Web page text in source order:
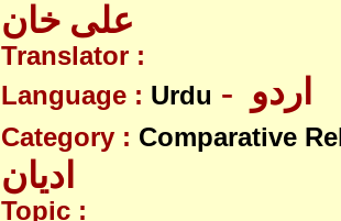
علی خان
Translator :
Language : Urdu
Category : Comparative
ادیان
Topic :